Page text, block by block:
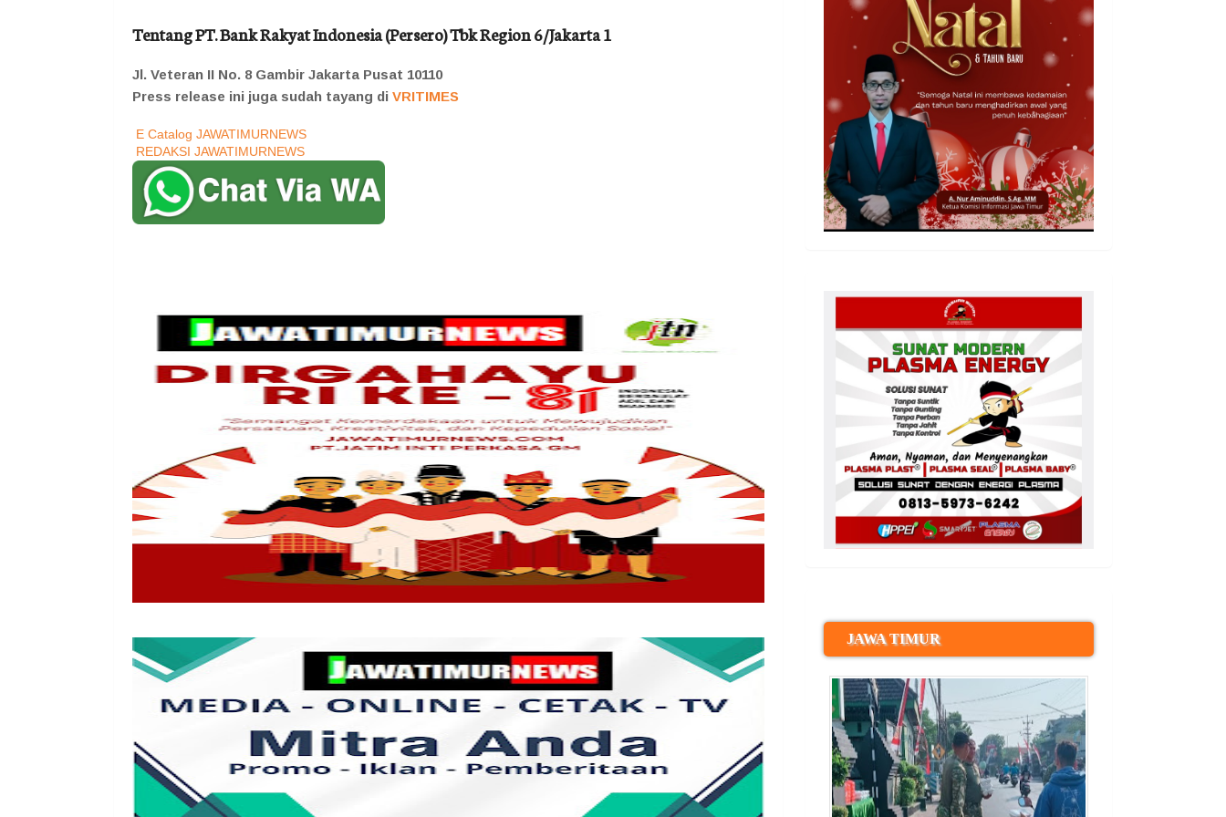
Tentang PT. Bank Rakyat Indonesia (Persero) Tbk Region 6/Jakarta 1
Jl. Veteran II No. 8 Gambir Jakarta Pusat 10110
Press release ini juga sudah tayang di VRITIMES
E Catalog JAWATIMURNEWS
REDAKSI JAWATIMURNEWS
JAWA TIMUR